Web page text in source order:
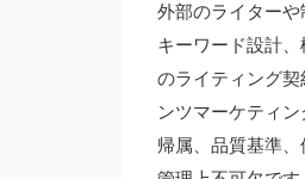
外部のライターや
キーワード設計
のライティング
ンツマーケティ
帰属、品質基準